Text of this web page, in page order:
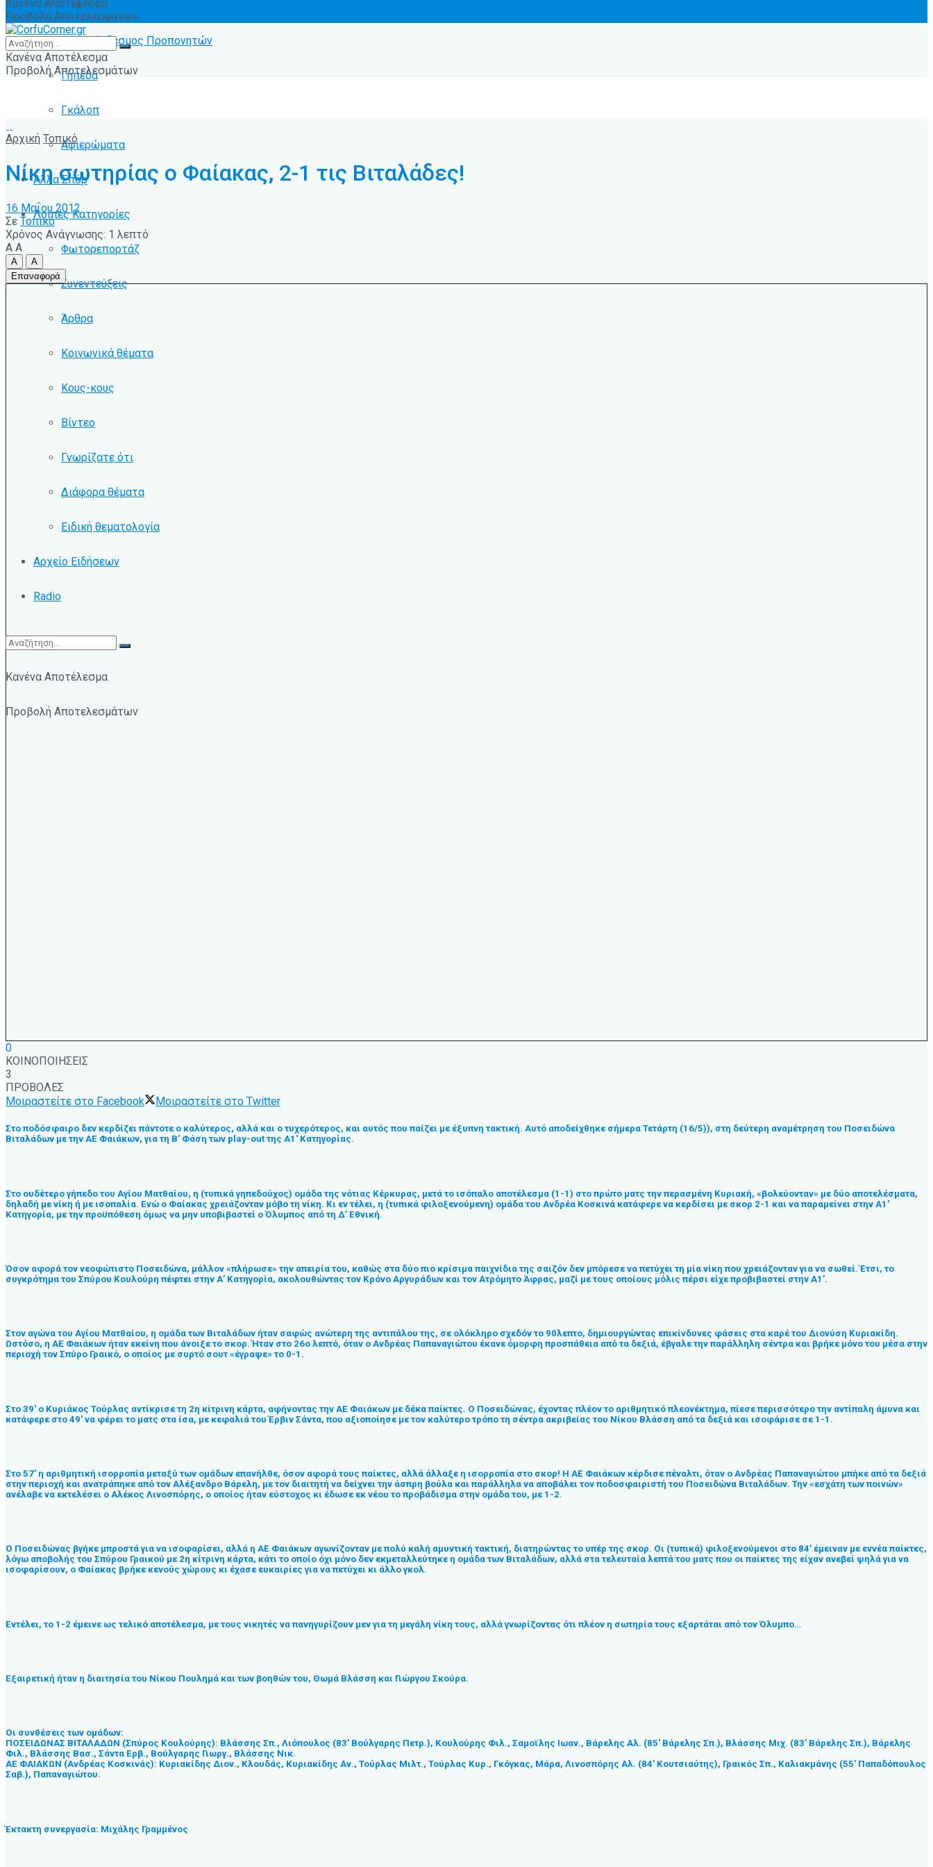
Ειδήσεις
Σύνδεσμος Προπονητών
Γήπεδα
Γκάλοπ
Αφιερώματα
Άλλα Σπόρ
Λοιπές Κατηγορίες
Φωτορεπορτάζ
Συνεντεύξεις
Άρθρα
Κοινωνικά θέματα
Κους-κους
Βίντεο
Γνωρίζατε ότι
Διάφορα θέματα
Ειδική θεματολογία
Αρχείο Ειδήσεων
Radio
Κανένα Αποτέλεσμα
Προβολή Αποτελεσμάτων
Κανένα Αποτέλεσμα
Προβολή Αποτελεσμάτων
Κανένα Αποτέλεσμα
Προβολή Αποτελεσμάτων
Αρχική Τοπικό
Νίκη σωτηρίας ο Φαίακας, 2-1 τις Βιταλάδες!
16 Μαΐου 2012
Σε Τοπικό
Χρόνος Ανάγνωσης: 1 λεπτό
A A
A
A
Επαναφορά
0
ΚΟΙΝΟΠΟΙΗΣΕΙΣ
3
ΠΡΟΒΟΛΕΣ
Μοιραστείτε στο Facebook
Μοιραστείτε στο Twitter
Στο ποδόσφαιρο δεν κερδίζει πάντοτε ο καλύτερος, αλλά και ο τυχερότερος, και αυτός που παίζει με έξυπνη τακτική. Αυτό αποδείχθηκε σήμερα Τετάρτη (16/5)), στη δεύτερη αναμέτρηση του Ποσειδώνα
Βιταλάδων με την ΑΕ Φαιάκων, για τη Β’ Φάση των play-out της Α1′ Κατηγορίας.
Στο ουδέτερο γήπεδο του Αγίου Ματθαίου, η (τυπικά γηπεδούχος) ομάδα της νότιας Κέρκυρας, μετά το ισόπαλο αποτέλεσμα (1-1) στο πρώτο ματς την περασμένη Κυριακή, «βολεύονταν» με δύο αποτελέσματα,
δηλαδή με νίκη ή με ισοπαλία. Ενώ ο Φαίακας χρειάζονταν μόβο τη νίκη. Κι εν τέλει, η (τυπικά φιλοξενούμενη) ομάδα του Ανδρέα Κοσκινά κατάφερε να κερδίσει με σκορ 2-1 και να παραμείνει στην Α1′
Κατηγορία, με την προϋπόθεση όμως να μην υποβιβαστεί ο Όλυμπος από τη Δ’ Εθνική.
Όσον αφορά τον νεοφώτιστο Ποσειδώνα, μάλλον «πλήρωσε» την απειρία του, καθώς στα δύο πιο κρίσιμα παιχνίδια της σαιζόν δεν μπόρεσε να πετύχει τη μία νίκη που χρειάζονταν για να σωθεί. Έτσι, το
συγκρότημα του Σπύρου Κουλούρη πέφτει στην Α’ Κατηγορία, ακολουθώντας τον Κρόνο Αργυράδων και τον Ατρόμητο Άφρας, μαζί με τους οποίους μόλις πέρσι είχε προβιβαστεί στην Α1′.
Στον αγώνα του Αγίου Ματθαίου, η ομάδα των Βιταλάδων ήταν σαφώς ανώτερη της αντιπάλου της, σε ολόκληρο σχεδόν το 90λεπτο, δημιουργώντας επικίνδυνες φάσεις στα καρέ του Διονύση Κυριακίδη.
Ωστόσο, η ΑΕ Φαιάκων ήταν εκείνη που άνοιξε το σκορ. Ήταν στο 26ο λεπτό, όταν ο Ανδρέας Παπαναγιώτου έκανε όμορφη προσπάθεια από τα δεξιά, έβγαλε την παράλληλη σέντρα και βρήκε μόνο του μέσα στην
περιοχή τον Σπύρο Γραικό, ο οποίος με συρτό σουτ «έγραψε» το 0-1.
Στο 39′ ο Κυριάκος Τούρλας αντίκρισε τη 2η κίτρινη κάρτα, αφήνοντας την ΑΕ Φαιάκων με δέκα παίκτες. Ο Ποσειδώνας, έχοντας πλέον το αριθμητικό πλεονέκτημα, πίεσε περισσότερο την αντίπαλη άμυνα και
κατάφερε στο 49′ να φέρει το ματς στα ίσα, με κεφαλιά του Έρβιν Σάντα, που αξιοποίησε με τον καλύτερο τρόπο τη σέντρα ακριβείας του Νίκου Βλάσση από τα δεξιά και ισοφάρισε σε 1-1.
Στο 57′ η αριθμητική ισορροπία μεταξύ των ομάδων επανήλθε, όσον αφορά τους παίκτες, αλλά άλλαξε η ισορροπία στο σκορ! Η ΑΕ Φαιάκων κέρδισε πέναλτι, όταν ο Ανδρέας Παπαναγιώτου μπήκε από τα δεξιά
στην περιοχή και ανατράπηκε από τον Αλέξανδρο Βάρελη, με τον διαιτητή να δείχνει την άσπρη βούλα και παράλληλα να αποβάλει τον ποδοσφαιριστή του Ποσειδώνα Βιταλάδων. Την «εσχάτη των ποινών»
ανέλαβε να εκτελέσει ο Αλέκος Λινοσπόρης, ο οποίος ήταν εύστοχος κι έδωσε εκ νέου το προβάδισμα στην ομάδα του, με 1-2.
Ο Ποσειδώνας βγήκε μπροστά για να ισοφαρίσει, αλλά η ΑΕ Φαιάκων αγωνίζονταν με πολύ καλή αμυντική τακτική, διατηρώντας το υπέρ της σκορ. Οι (τυπικά) φιλοξενούμενοι στο 84′ έμειναν με εννέα παίκτες,
λόγω αποβολής του Σπύρου Γραικού με 2η κίτρινη κάρτα, κάτι το οποίο όχι μόνο δεν εκμεταλλεύτηκε η ομάδα των Βιταλάδων, αλλά στα τελευταία λεπτά του ματς που οι παίκτες της είχαν ανεβεί ψηλά για να
ισοφαρίσουν, ο Φαίακας βρήκε κενούς χώρους κι έχασε ευκαιρίες για να πετύχει κι άλλο γκολ.
Εντέλει, το 1-2 έμεινε ως τελικό αποτέλεσμα, με τους νικητές να πανηγυρίζουν μεν για τη μεγάλη νίκη τους, αλλά γνωρίζοντας ότι πλέον η σωτηρία τους εξαρτάται από τον Όλυμπο…
Εξαιρετική ήταν η διαιτησία του Νίκου Πουλημά και των βοηθών του, Θωμά Βλάσση και Γιώργου Σκούρα.
Οι συνθέσεις των ομάδων:
ΠΟΣΕΙΔΩΝΑΣ ΒΙΤΑΛΑΔΩΝ (Σπύρος Κουλούρης): Βλάσσης Σπ., Λιόπουλος (83′ Βούλγαρης Πετρ.), Κουλούρης Φιλ., Σαμοϊλης Ιωαν., Βάρελης Αλ. (85′ Βάρελης Σπ.), Βλάσσης Μιχ. (83′ Βάρελης Σπ.), Βάρελης
Φιλ., Βλάσσης Βασ., Σάντα Ερβ., Βούλγαρης Γιωργ., Βλάσσης Νικ.
ΑΕ ΦΑΙΑΚΩΝ (Ανδρέας Κοσκινάς): Κυριακίδης Διον., Κλουδάς, Κυριακίδης Αν., Τούρλας Μιλτ., Τούρλας Κυρ., Γκόγκας, Μάρα, Λινοσπόρης Αλ. (84′ Κουτσιαύτης), Γραικός Σπ., Καλιακμάνης (55′ Παπαδόπουλος
Σαβ.), Παπαναγιώτου.
Έκτακτη συνεργασία: Μιχάλης Γραμμένος